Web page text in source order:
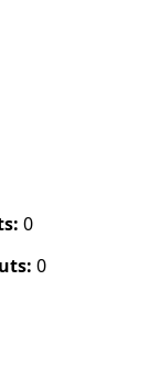
0
0